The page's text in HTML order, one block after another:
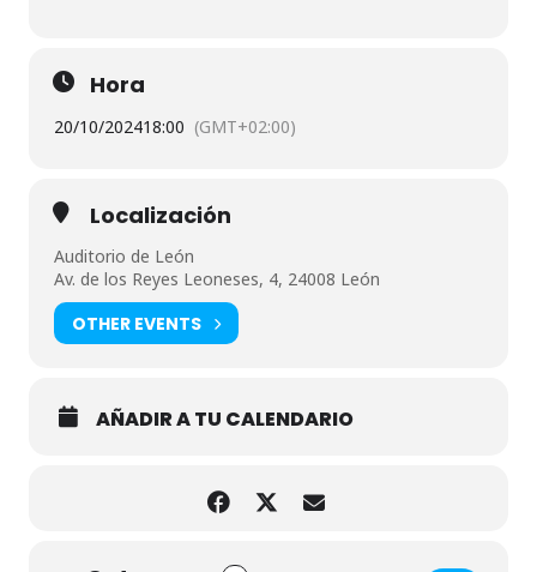
Hora
20/10/202418:00 (GMT+02:00)
Localización
Auditorio de León
Av. de los Reyes Leoneses, 4, 24008 León
OTHER EVENTS
AÑADIR A TU CALENDARIO